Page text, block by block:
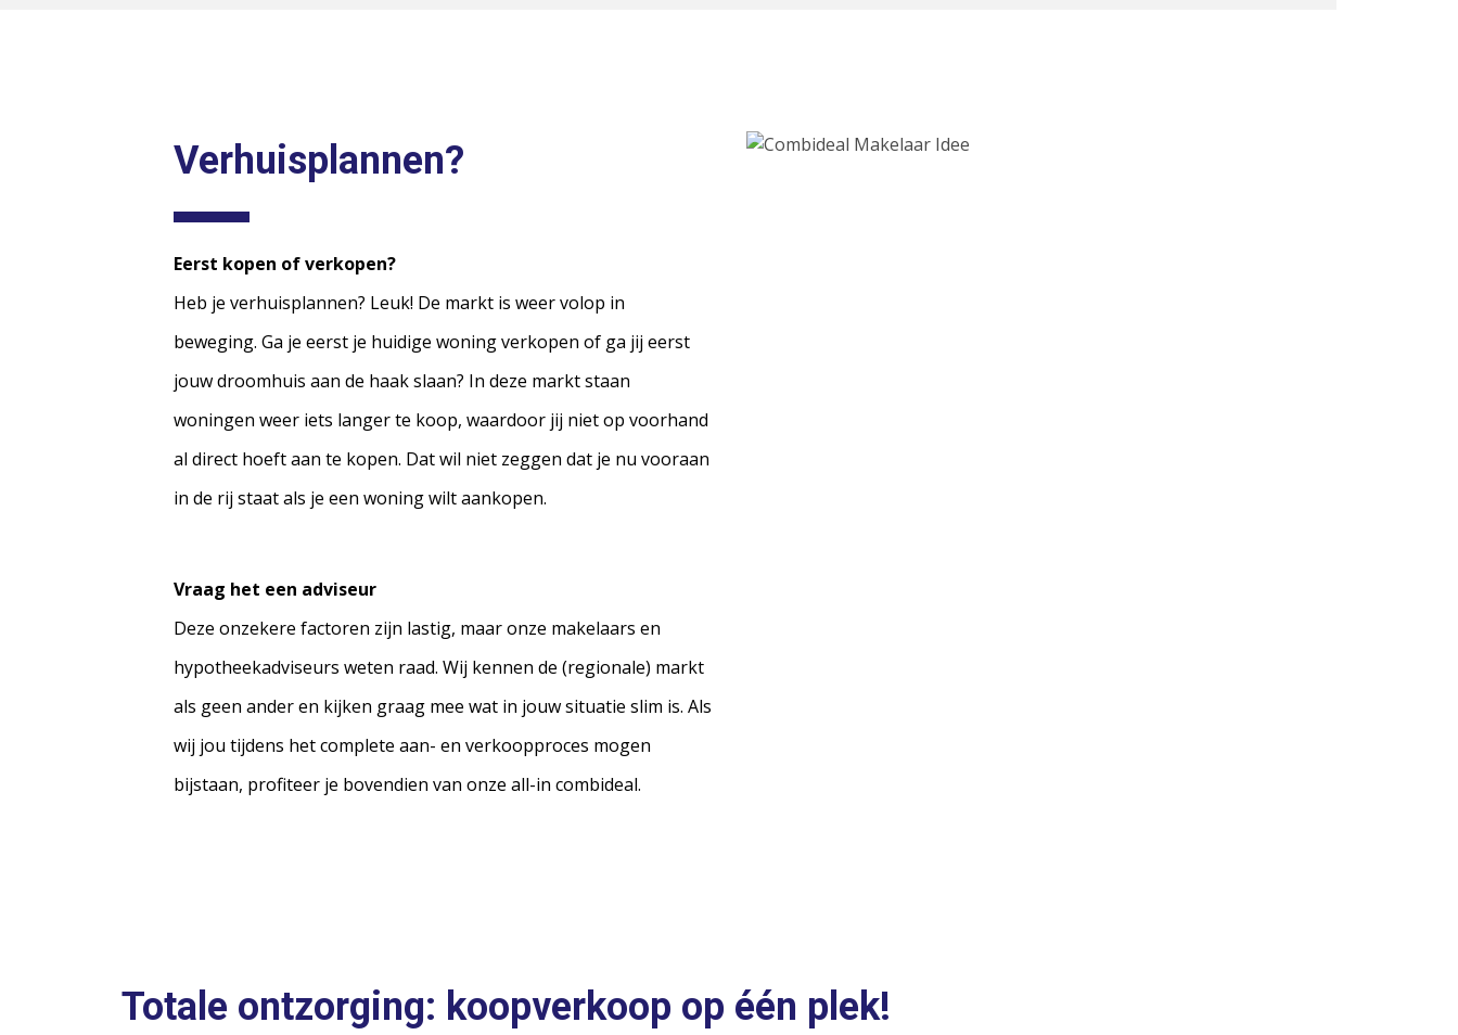
Verhuisplannen?
Eerst kopen of verkopen?
Heb je verhuisplannen? Leuk! De markt is weer volop in
beweging. Ga je eerst je huidige woning verkopen of ga jij eerst
jouw droomhuis aan de haak slaan? In deze markt staan
woningen weer iets langer te koop, waardoor jij niet op voorhand
al direct hoeft aan te kopen. Dat wil niet zeggen dat je nu vooraan
in de rij staat als je een woning wilt aankopen.
Vraag het een adviseur
Deze onzekere factoren zijn lastig, maar onze makelaars en
hypotheekadviseurs weten raad. Wij kennen de (regionale) markt
als geen ander en kijken graag mee wat in jouw situatie slim is. Als
wij jou tijdens het complete aan- en verkoopproces mogen
bijstaan, profiteer je bovendien van onze all-in combideal.
Totale ontzorging: koopverkoop op één plek!